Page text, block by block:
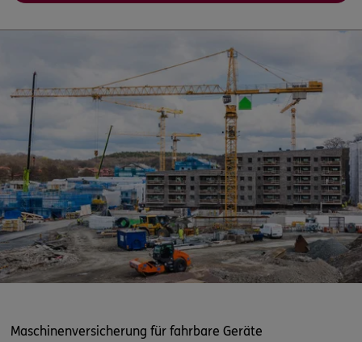
Maschinenversicherung für fahrbare Geräte